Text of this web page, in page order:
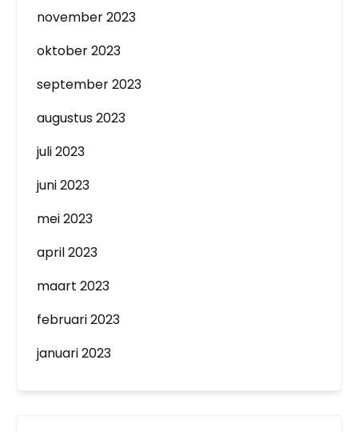
november 2023
oktober 2023
september 2023
augustus 2023
juli 2023
juni 2023
mei 2023
april 2023
maart 2023
februari 2023
januari 2023